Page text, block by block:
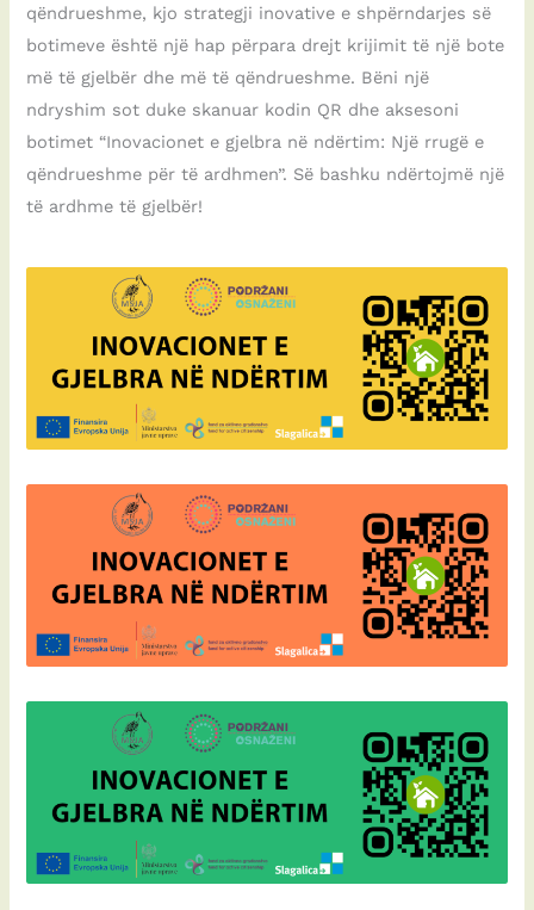
qëndrueshme, kjo strategji inovative e shpërndarjes së
botimeve është një hap përpara drejt krijimit të një bote
më të gjelbër dhe më të qëndrueshme. Bëni një
ndryshim sot duke skanuar kodin QR dhe aksesoni
botimet “Inovacionet e gjelbra në ndërtim: Një rrugë e
qëndrueshme për të ardhmen”. Së bashku ndërtojmë një
të ardhme të gjelbër!